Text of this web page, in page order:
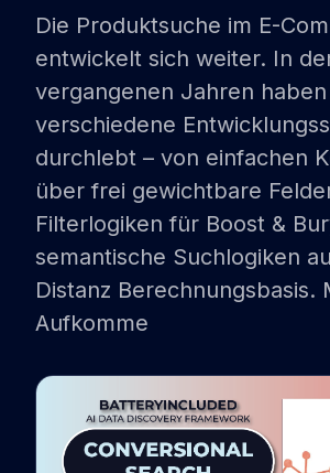
PARTNER
SHOPWARE
EMPORIX
TRBO
REFERENZEN
Die Produktsuche im E-
entwickelt sich weiter. In
vergangenen Jahren
verschiedene
durchlebt – von einfachen
über frei gewichtbare
Filterlogiken für Boost &
semantische Suchlogiken
Distanz Berechnungsbasis.
Aufkomme